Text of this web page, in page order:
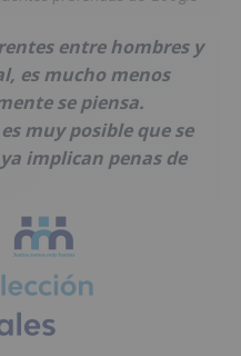
entre hombres y
es mucho menos
se piensa.
muy posible que se
implican penas de